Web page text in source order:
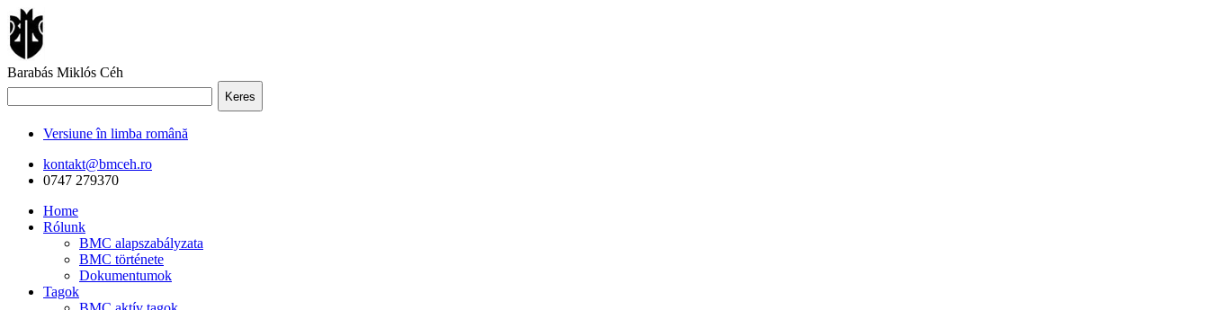
Barabás Miklós Céh
Keres
Versiune în limba română
kontakt@bmceh.ro
0747 279370
Home
Rólunk
BMC alapszabályzata
BMC története
Dokumentumok
Tagok